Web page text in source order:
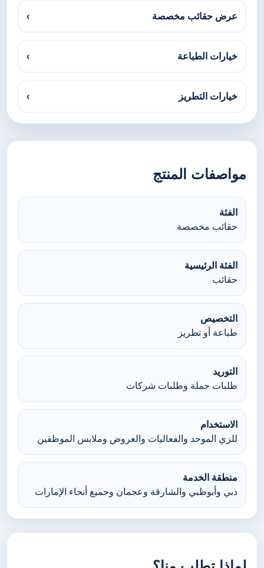
عرض حقائب مخصصة ›
خيارات الطباعة ›
خيارات التطريز ›
مواصفات المنتج
الفئة
حقائب مخصصة
الفئة الرئيسية
حقائب
التخصيص
طباعة أو تطريز
التوريد
طلبات جملة وطلبات شركات
الاستخدام
للزي الموحد والفعاليات والعروض وملابس الموظفين
منطقة الخدمة
دبي وأبوظبي والشارقة وعجمان وجميع أنحاء الإمارات